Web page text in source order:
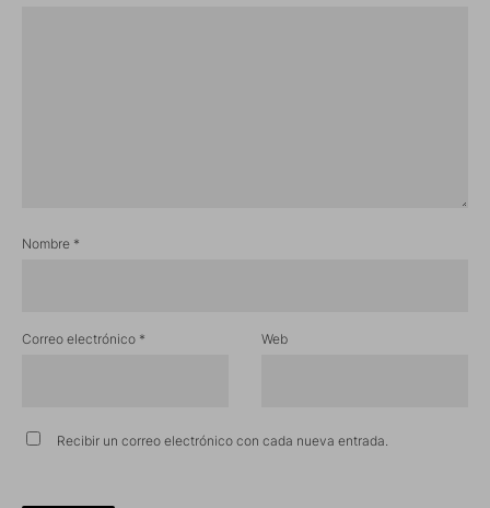
Nombre *
Correo electrónico * Web
Recibir un correo electrónico con cada nueva entrada.